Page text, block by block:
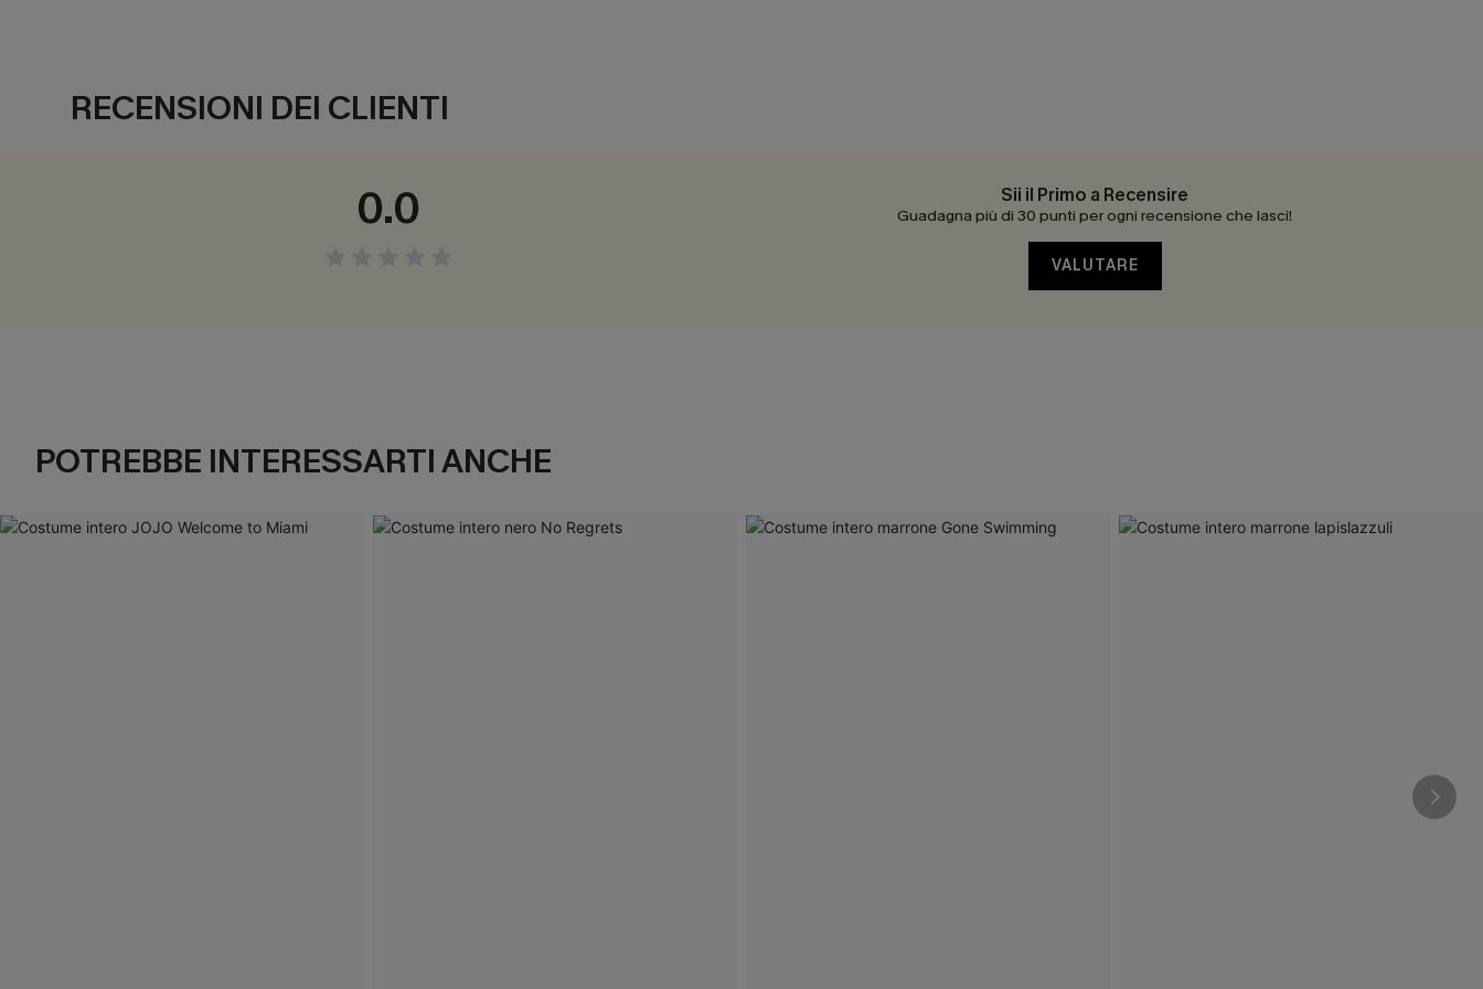
RECENSIONI DEI CLIENTI
0.0 Sii il Primo a Recensire
Guadagna più di 30 punti per ogni recensione che lasci!
VALUTARE
POTREBBE INTERESSARTI ANCHE